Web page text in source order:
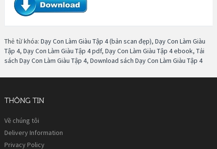
Thẻ từ khóa: Dạy Con Làm Giàu Tập 4 (bản scan đẹp), Dạy Con Làm Giàu
Tập 4, Dạy Con Làm Giàu Tập 4 pdf, Dạy Con Làm Giàu Tập 4 ebook, Tải
sách Dạy Con Làm Giàu Tập 4, Download sách Dạy Con Làm Giàu Tập 4
THÔNG TIN
Về chúng tôi
Delivery Information
Privacy Policy